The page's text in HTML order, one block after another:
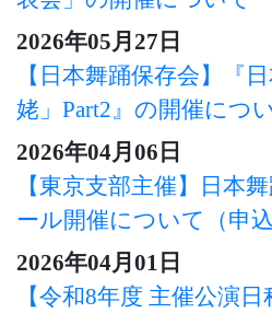
2026年05月27日
【日本舞踊保存会】『
姥」Part2』の開催につ
2026年04月06日
【東京支部主催】日本
ール開催について（申込
2026年04月01日
【令和8年度 主催公演日